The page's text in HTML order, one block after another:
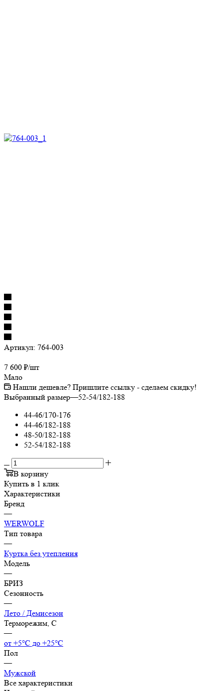
Артикул: 764-003
7 600 ₽/шт
Мало
Нашли дешевле? Пришлите ссылку - сделаем скидку!
Выбранный размер—52-54/182-188
44-46/170-176
44-46/182-188
48-50/182-188
52-54/182-188
В корзину
Купить в 1 клик
Характеристики
Бренд
—
WERWOLF
Тип товара
—
Куртка без утепления
Модель
—
БРИЗ
Сезонность
—
Лето / Демисезон
Терморежим, C
—
от +5°С до +25°С
Пол
—
Мужской
Все характеристики